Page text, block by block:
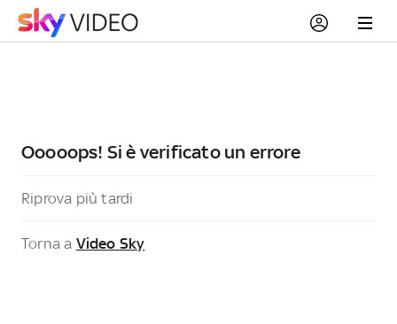
Ooooops! Si è verificato un errore
Riprova più tardi
Torna a Video Sky